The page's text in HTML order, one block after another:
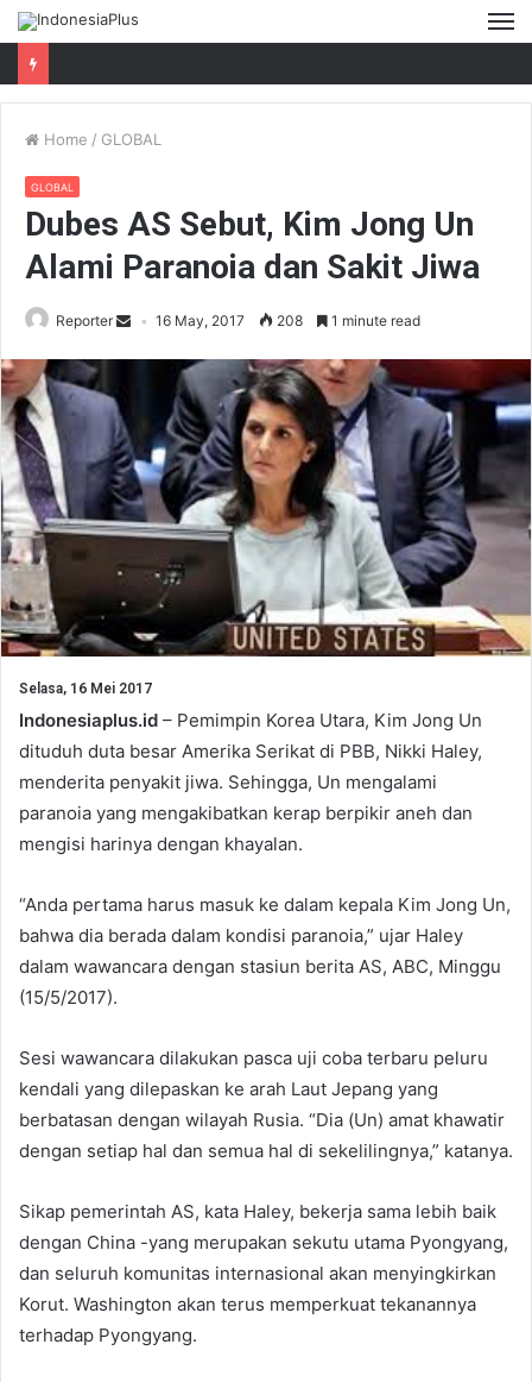
Home / GLOBAL
GLOBAL
Dubes AS Sebut, Kim Jong Un
Alami Paranoia dan Sakit Jiwa
Reporter 16 May, 2017 208 1 minute read
Selasa, 16 Mei 2017
Indonesiaplus.id – Pemimpin Korea Utara, Kim Jong Un
dituduh duta besar Amerika Serikat di PBB, Nikki Haley,
menderita penyakit jiwa. Sehingga, Un mengalami
paranoia yang mengakibatkan kerap berpikir aneh dan
mengisi harinya dengan khayalan.
“Anda pertama harus masuk ke dalam kepala Kim Jong Un,
bahwa dia berada dalam kondisi paranoia,” ujar Haley
dalam wawancara dengan stasiun berita AS, ABC, Minggu
(15/5/2017).
Sesi wawancara dilakukan pasca uji coba terbaru peluru
kendali yang dilepaskan ke arah Laut Jepang yang
berbatasan dengan wilayah Rusia. “Dia (Un) amat khawatir
dengan setiap hal dan semua hal di sekelilingnya,” katanya.
Sikap pemerintah AS, kata Haley, bekerja sama lebih baik
dengan China -yang merupakan sekutu utama Pyongyang,
dan seluruh komunitas internasional akan menyingkirkan
Korut. Washington akan terus memperkuat tekanannya
terhadap Pyongyang.